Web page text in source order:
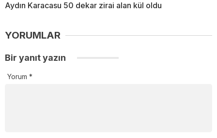
Aydın Karacasu 50 dekar zirai alan kül oldu
YORUMLAR
Bir yanıt yazın
Yorum *